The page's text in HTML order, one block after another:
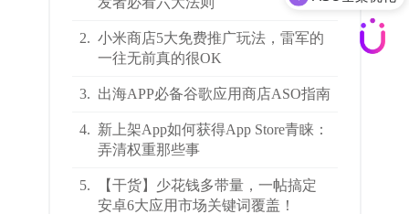
2. 小米商店5大免费推广玩法，雷军的
一往无前真的很OK
3. 出海APP必备谷歌应用商店ASO指南
4. 新上架App如何获得App Store青睐：
弄清权重那些事
5.
【干货】少花钱多带量，一帖搞定
安卓6大应用市场关键词覆盖！